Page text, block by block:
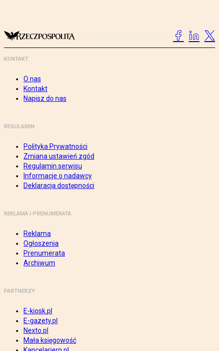
KONTAKT
O nas
Kontakt
Napisz do nas
REGULAMIN
Polityka Prywatności
Zmiana ustawień zgód
Regulamin serwisu
Informacje o nadawcy
Deklaracja dostępności
REKLAMA I PRENUMERATA
Reklama
Ogłoszenia
Prenumerata
Archiwum
PARTNERZY
E-kiosk.pl
E-gazety.pl
Nexto.pl
Mała księgowość